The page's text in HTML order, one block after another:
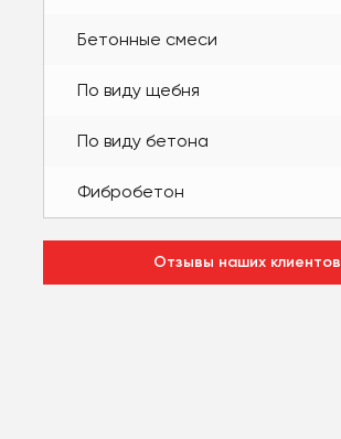
Бетонные смеси
По виду щебня
По виду бетона
Фибробетон
Отзывы наших клиентов